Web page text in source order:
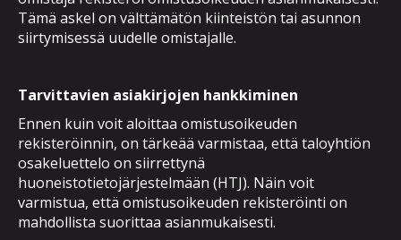
Tämä askel on välttämätön kiinteistön tai asunnon
siirtymisessä uudelle omistajalle.
Tarvittavien asiakirjojen hankkiminen
Ennen kuin voit aloittaa omistusoikeuden
rekisteröinnin, on tärkeää varmistaa, että taloyhtiön
osakeluettelo on siirrettynä
huoneistotietojärjestelmään (HTJ). Näin voit
varmistua, että omistusoikeuden rekisteröinti on
mahdollista suorittaa asianmukaisesti.